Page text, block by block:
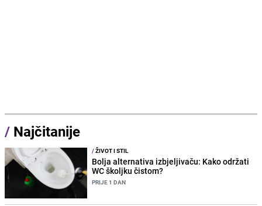
/ Najčitanije
/ŽIVOT I STIL
Bolja alternativa izbjeljivaču: Kako održati
WC školjku čistom?
PRIJE 1 DAN